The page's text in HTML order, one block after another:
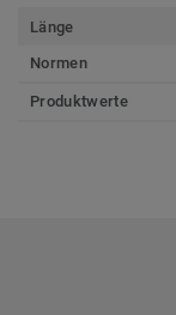
Länge
Normen
Produktwerte